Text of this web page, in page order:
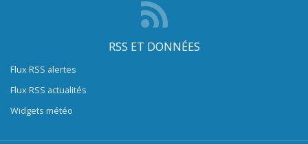
RSS ET DONNÉES
Flux RSS alertes
Flux RSS actualités
Widgets météo